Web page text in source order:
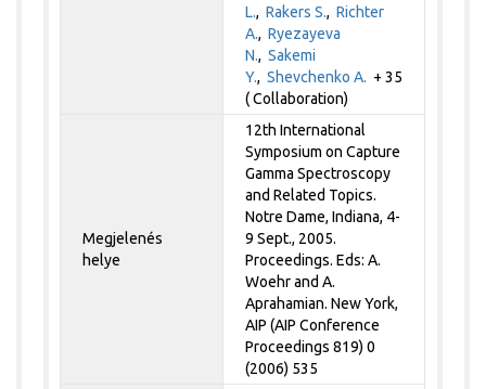
L.,Rakers S.,Richter
A.,Ryezayeva
N.,Sakemi
Y.,Shevchenko A. + 35
( Collaboration)
Megjelenés
helye
12th International
Symposium on Capture
Gamma Spectroscopy
and Related Topics.
Notre Dame, Indiana, 4-
9 Sept., 2005.
Proceedings. Eds: A.
Woehr and A.
Aprahamian. New York,
AIP (AIP Conference
Proceedings 819) 0
(2006) 535